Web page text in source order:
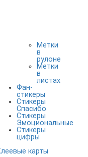
Метки
в
рулоне
Метки
в
листах
Фан-
стикеры
Стикеры
Спасибо
Стикеры
Эмоциональные
Стикеры
цифры
карты